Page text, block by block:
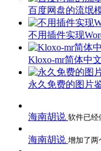
百度网盘的流氓
不用插件实现
Kloxo-mr简体中
永久免费的图片
海南胡说 软件已经
海南胡说 增加了两